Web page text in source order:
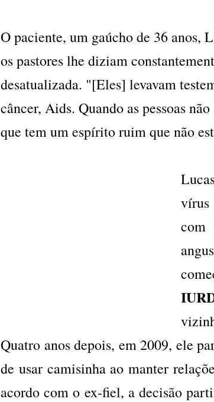
O paciente, um gaúcho de 36 anos,
os pastores lhe diziam
desatualizada. "[Eles] levavam
câncer, Aids. Quando as pessoas
que tem um espírito ruim que não
vírus
Quatro anos depois, em 2009, ele
de usar camisinha ao manter
acordo com o ex-fiel, a decisão